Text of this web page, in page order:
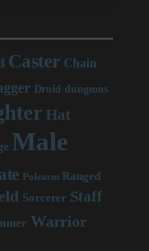
Caster Chain
Druid dungeons
Hat
Male
Polearm Ranged
Sorcerer Staff
Warrior